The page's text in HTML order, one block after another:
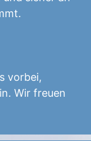
vorbei,
Wir freuen